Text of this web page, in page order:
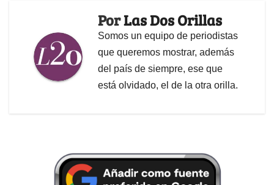
PorLas Dos Orillas
Somos un equipo de periodistas
que queremos mostrar, además
del país de siempre, ese que
está olvidado, el de la otra orilla.